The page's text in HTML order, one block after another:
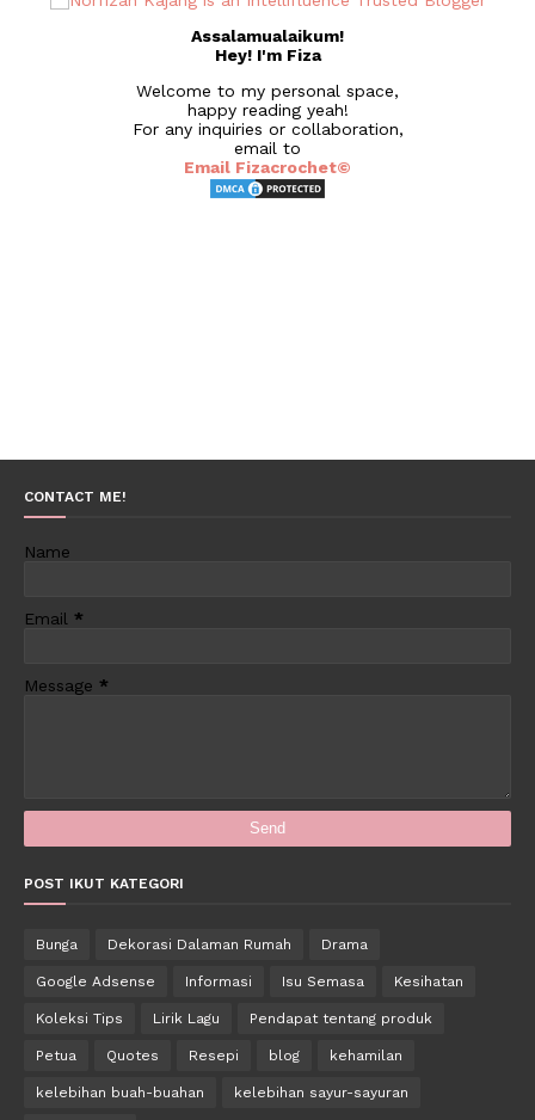
Assalamualaikum!
Hey! I'm Fiza
Welcome to my personal space,
happy reading yeah!
For any inquiries or collaboration,
email to
Email Fizacrochet©
CONTACT ME!
Name
Email *
Message *
POST IKUT KATEGORI
Bunga Dekorasi Dalaman Rumah Drama
Google Adsense Informasi Isu Semasa Kesihatan
Koleksi Tips Lirik Lagu Pendapat tentang produk
Petua Quotes Resepi blog kehamilan
kelebihan buah-buahan kelebihan sayur-sayuran